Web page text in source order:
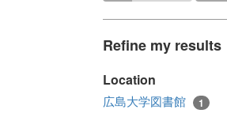
Refine my results
Location
広島大学図書館 1